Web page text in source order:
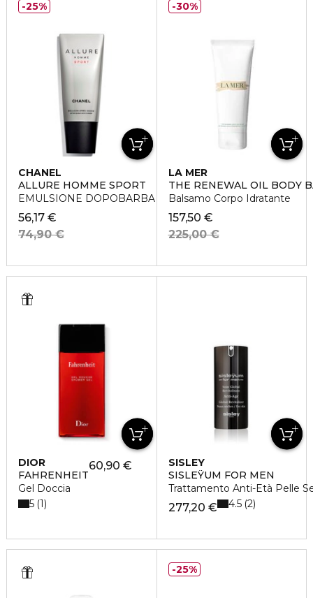
CHANEL
ALLURE HOMME SPORT
EMULSIONE DOPOBARBA
56,17 €
74,90 €
25%
LA MER
THE RENEWAL OIL BODY
Balsamo Corpo Idratante
157,50 €
225,00 €
30%
DIOR
FAHRENHEIT
Gel Doccia
60,90 €
5 1
SISLEY
SISLEŸUM FOR MEN
Trattamento Anti-Età Pelle
277,20 € 4.5 2
25%